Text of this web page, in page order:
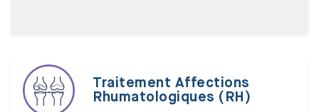
Traitement Affections
Rhumatologiques (RH)